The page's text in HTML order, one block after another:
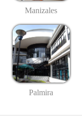
Manizales
Palmira